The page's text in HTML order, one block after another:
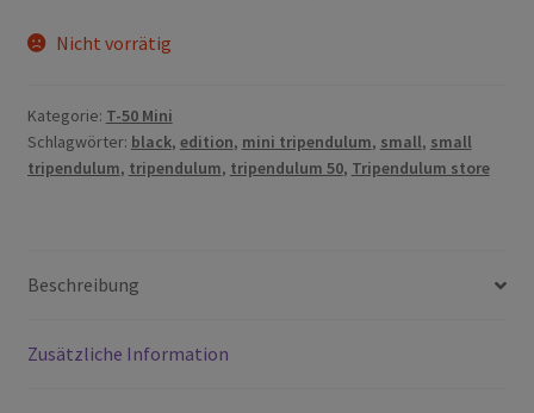
Nicht vorrätig
Kategorie: T-50 Mini
Schlagwörter: black, edition, mini tripendulum, small, small
tripendulum, tripendulum, tripendulum 50, Tripendulum store
Beschreibung
Zusätzliche Information